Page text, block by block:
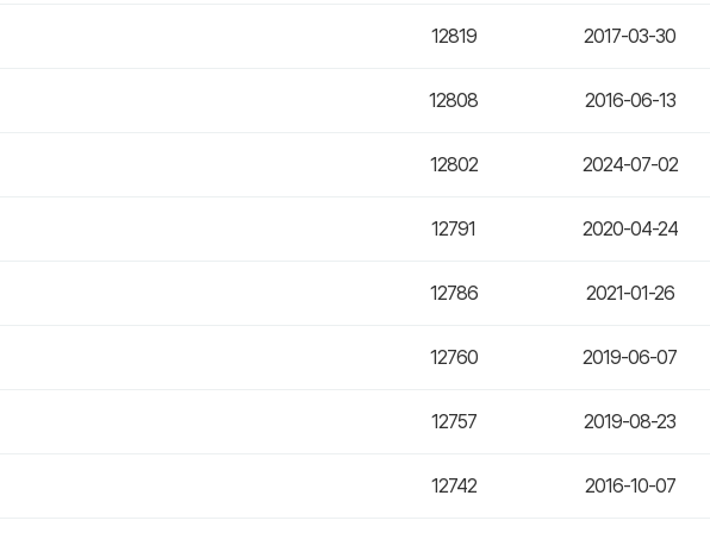
12819 2017-03-30
12808 2016-06-13
12802 2024-07-02
12791 2020-04-24
12786 2021-01-26
12760 2019-06-07
12757 2019-08-23
12742 2016-10-07